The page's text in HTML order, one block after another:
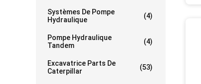
Systèmes De Pompe
Hydraulique
(4)
Pompe Hydraulique
Tandem
(4)
Excavatrice Parts De
Caterpillar
(53)